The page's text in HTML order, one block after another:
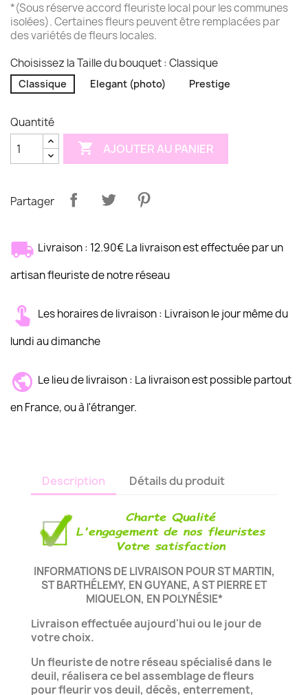
*(Sous réserve accord fleuriste local pour les communes
isolées). Certaines fleurs peuvent être remplacées par
des variétés de fleurs locales.
Choisissez la Taille du bouquet : Classique
Classique Elegant (photo) Prestige
Quantité
 AJOUTER AU PANIER
Partager
Livraison : 12.90€ La livraison est effectuée par un
artisan fleuriste de notre réseau
Les horaires de livraison : Livraison le jour même du
lundi au dimanche
Le lieu de livraison : La livraison est possible partout
en France, ou à l'étranger.
Description Détails du produit
INFORMATIONS DE LIVRAISON POUR ST MARTIN,
ST BARTHÉLEMY, EN GUYANE, A ST PIERRE ET
MIQUELON, EN POLYNÉSIE*
Livraison effectuée aujourd'hui ou le jour de
votre choix.
Un fleuriste de notre réseau spécialisé dans le
deuil, réalisera ce bel assemblage de fleurs
pour fleurir vos deuil, décès, enterrement,